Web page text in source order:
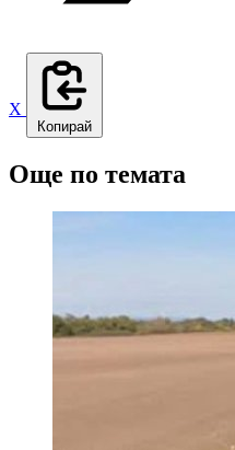
X
Копирай
Още по темата